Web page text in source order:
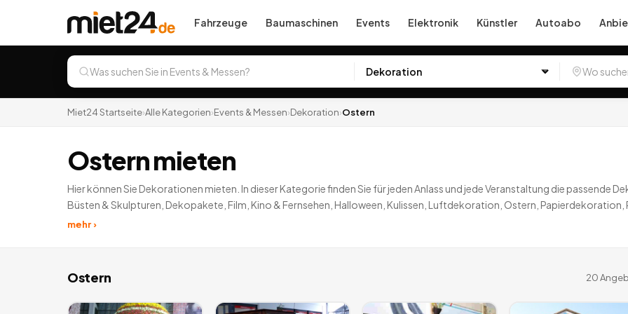
Fahrzeuge Baumaschinen Events Elektronik Künstler Autoabo
Miet24 Startseite›Alle Kategorien›Events & Messen›Dekoration›Ostern
Ostern mieten
Hier können Sie Dekorationen mieten. In dieser Kategorie finden Sie für jeden Anlass und jede Veranstaltung die passende
Büsten & Skulpturen, Dekopakete, Film, Kino & Fernsehen, Halloween, Kulissen, Luftdekoration, Ostern,
Jahreszeiten, Wasserbrunnen, Weihnachten und Zimmerausstattung mieten. Lassen Sie sich von den über 1000 Miet-
mehr ›
Ostern 20